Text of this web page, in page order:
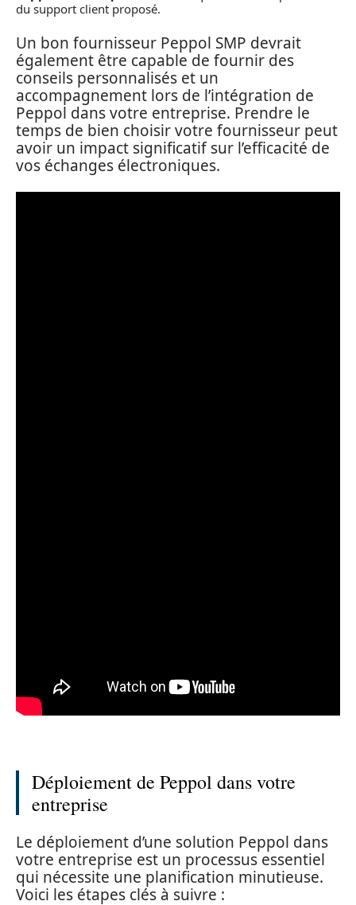
du support client proposé.
Un bon fournisseur Peppol SMP devrait
également être capable de fournir des
conseils personnalisés et un
accompagnement lors de l’intégration de
Peppol dans votre entreprise. Prendre le
temps de bien choisir votre fournisseur peut
avoir un impact significatif sur l’efficacité de
vos échanges électroniques.
Déploiement de Peppol dans votre
entreprise
Le déploiement d’une solution Peppol dans
votre entreprise est un processus essentiel
qui nécessite une planification minutieuse.
Voici les étapes clés à suivre :